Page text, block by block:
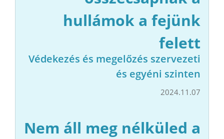
hullámok a fejünk
felett
Védekezés és megelőzés szervezeti
és egyéni szinten
2024.11.07
Nem áll meg nélküled a